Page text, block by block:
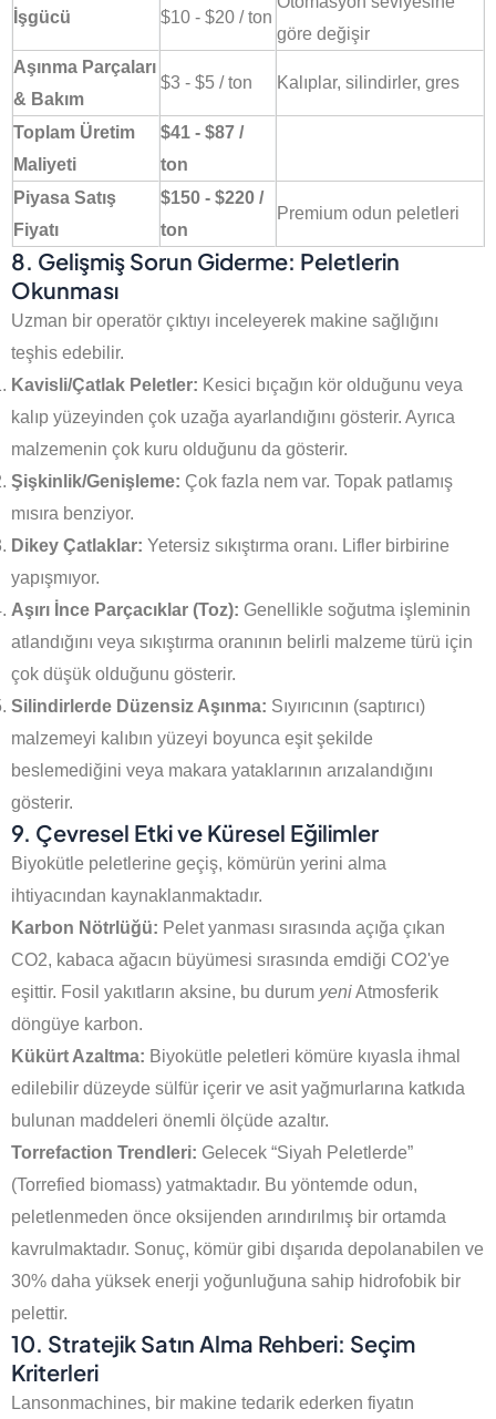
İşgücü $10 - $20 / ton
göre değişir
Aşınma Parçaları
& Bakım
$3 - $5 / ton Kalıplar, silindirler, gres
Toplam Üretim
Maliyeti
$41 - $87 /
ton
Piyasa Satış
Fiyatı
$150 - $220 /
ton
Premium odun peletleri
8. Gelişmiş Sorun Giderme: Peletlerin
Okunması
Uzman bir operatör çıktıyı inceleyerek makine sağlığını
teşhis edebilir.
Kavisli/Çatlak Peletler: Kesici bıçağın kör olduğunu veya
kalıp yüzeyinden çok uzağa ayarlandığını gösterir. Ayrıca
malzemenin çok kuru olduğunu da gösterir.
Şişkinlik/Genişleme: Çok fazla nem var. Topak patlamış
mısıra benziyor.
Dikey Çatlaklar: Yetersiz sıkıştırma oranı. Lifler birbirine
yapışmıyor.
Aşırı İnce Parçacıklar (Toz): Genellikle soğutma işleminin
atlandığını veya sıkıştırma oranının belirli malzeme türü için
çok düşük olduğunu gösterir.
Silindirlerde Düzensiz Aşınma: Sıyırıcının (saptırıcı)
malzemeyi kalıbın yüzeyi boyunca eşit şekilde
beslemediğini veya makara yataklarının arızalandığını
gösterir.
9. Çevresel Etki ve Küresel Eğilimler
Biyokütle peletlerine geçiş, kömürün yerini alma
ihtiyacından kaynaklanmaktadır.
Karbon Nötrlüğü: Pelet yanması sırasında açığa çıkan
CO2, kabaca ağacın büyümesi sırasında emdiği CO2'ye
eşittir. Fosil yakıtların aksine, bu durum yeniAtmosferik
döngüye karbon.
Kükürt Azaltma: Biyokütle peletleri kömüre kıyasla ihmal
edilebilir düzeyde sülfür içerir ve asit yağmurlarına katkıda
bulunan maddeleri önemli ölçüde azaltır.
Torrefaction Trendleri: Gelecek “Siyah Peletlerde”
(Torrefied biomass) yatmaktadır. Bu yöntemde odun,
peletlenmeden önce oksijenden arındırılmış bir ortamda
kavrulmaktadır. Sonuç, kömür gibi dışarıda depolanabilen ve
30% daha yüksek enerji yoğunluğuna sahip hidrofobik bir
pelettir.
10. Stratejik Satın Alma Rehberi: Seçim
Kriterleri
Lansonmachines, bir makine tedarik ederken fiyatın